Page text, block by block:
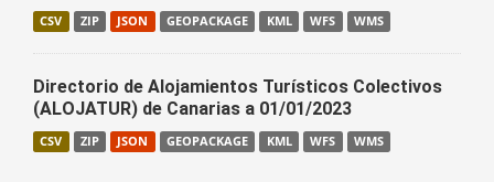
CSV ZIP JSON GEOPACKAGE KML WFS WMS
Directorio de Alojamientos Turísticos Colectivos
(ALOJATUR) de Canarias a 01/01/2023
CSV ZIP JSON GEOPACKAGE KML WFS WMS